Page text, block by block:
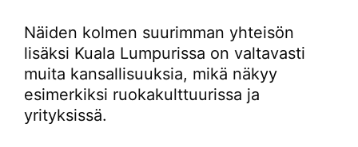
Näiden kolmen suurimman yhteisön
lisäksi Kuala Lumpurissa on valtavasti
muita kansallisuuksia, mikä näkyy
esimerkiksi ruokakulttuurissa ja
yrityksissä.